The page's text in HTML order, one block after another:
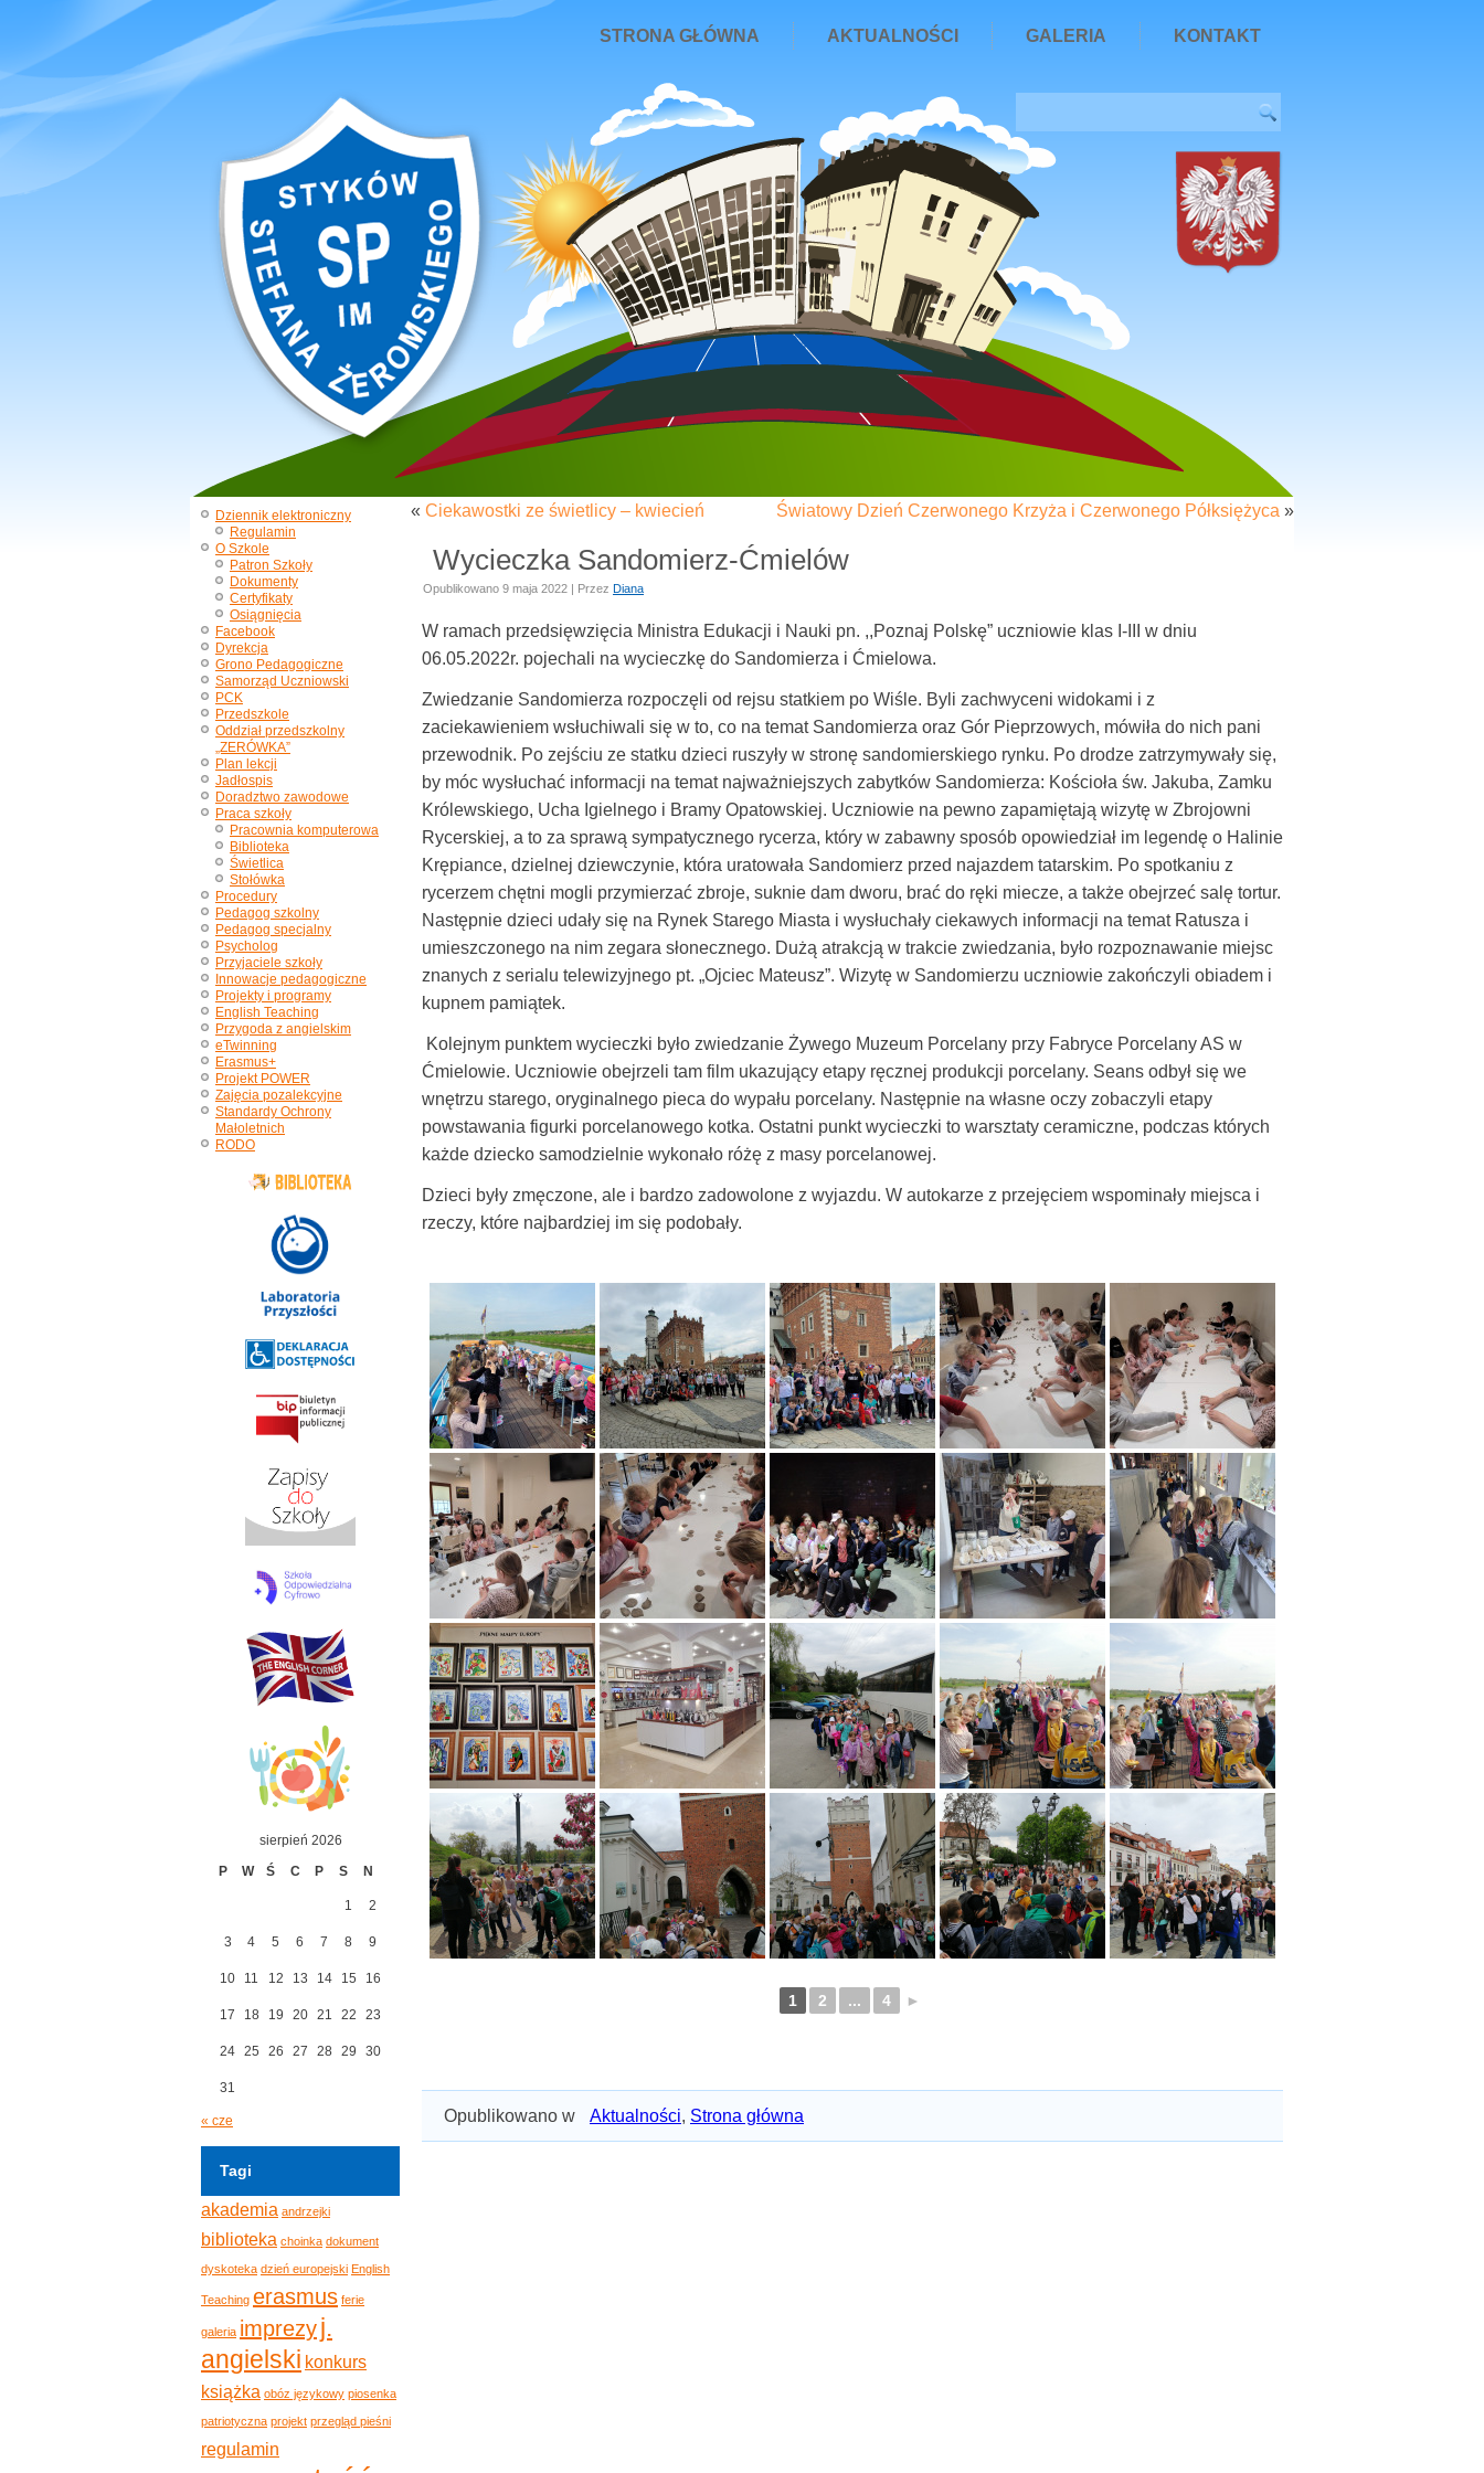
STRONA GŁÓWNA AKTUALNOŚCI GALERIA KONTAKT
Dziennik elektroniczny
Regulamin
O Szkole
Patron Szkoły
Dokumenty
Certyfikaty
Osiągnięcia
Facebook
Dyrekcja
Grono Pedagogiczne
Samorząd Uczniowski
PCK
Przedszkole
Oddział przedszkolny
„ZERÓWKA”
Plan lekcji
Jadłospis
Doradztwo zawodowe
Praca szkoły
Pracownia komputerowa
Biblioteka
Świetlica
Stołówka
Procedury
Pedagog szkolny
Pedagog specjalny
Psycholog
Przyjaciele szkoły
Innowacje pedagogiczne
Projekty i programy
English Teaching
Przygoda z angielskim
eTwinning
Erasmus+
Projekt POWER
Zajęcia pozalekcyjne
Standardy Ochrony
Małoletnich
RODO
sierpień 2026
P
W Ś C P S N
1 2
3 4 5 6 7 8 9
10 11 12 13 14 15 16
17 18 19 20 21 22 23
24 25 26 27 28 29 30
31
« cze
Tagi
akademia andrzejki
biblioteka choinka dokument
dyskoteka dzień europejski English
Teaching erasmus ferie
galeria imprezyj.
angielski konkurs
książka obóz językowy piosenka
patriotyczna projekt przegląd pieśni
regulamin
« Ciekawostki ze świetlicy – kwiecień Światowy Dzień Czerwonego Krzyża i Czerwonego Półksiężyca »
Wycieczka Sandomierz-Ćmielów
Opublikowano 9 maja 2022 | Przez Diana
W ramach przedsięwzięcia Ministra Edukacji i Nauki pn. ,,Poznaj Polskę” uczniowie klas I-III w dniu
06.05.2022r. pojechali na wycieczkę do Sandomierza i Ćmielowa.
Zwiedzanie Sandomierza rozpoczęli od rejsu statkiem po Wiśle. Byli zachwyceni widokami i z
zaciekawieniem wsłuchiwali się w to, co na temat Sandomierza oraz Gór Pieprzowych, mówiła do nich pani
przewodnik. Po zejściu ze statku dzieci ruszyły w stronę sandomierskiego rynku. Po drodze zatrzymywały się,
by móc wysłuchać informacji na temat najważniejszych zabytków Sandomierza: Kościoła św. Jakuba, Zamku
Królewskiego, Ucha Igielnego i Bramy Opatowskiej. Uczniowie na pewno zapamiętają wizytę w Zbrojowni
Rycerskiej, a to za sprawą sympatycznego rycerza, który w zabawny sposób opowiedział im legendę o Halinie
Krępiance, dzielnej dziewczynie, która uratowała Sandomierz przed najazdem tatarskim. Po spotkaniu z
rycerzem chętni mogli przymierzać zbroje, suknie dam dworu, brać do ręki miecze, a także obejrzeć salę tortur.
Następnie dzieci udały się na Rynek Starego Miasta i wysłuchały ciekawych informacji na temat Ratusza i
umieszczonego na nim zegara słonecznego. Dużą atrakcją w trakcie zwiedzania, było rozpoznawanie miejsc
znanych z serialu telewizyjnego pt. „Ojciec Mateusz”. Wizytę w Sandomierzu uczniowie zakończyli obiadem i
kupnem pamiątek.
Kolejnym punktem wycieczki było zwiedzanie Żywego Muzeum Porcelany przy Fabryce Porcelany AS w
Ćmielowie. Uczniowie obejrzeli tam film ukazujący etapy ręcznej produkcji porcelany. Seans odbył się we
wnętrzu starego, oryginalnego pieca do wypału porcelany. Następnie na własne oczy zobaczyli etapy
powstawania figurki porcelanowego kotka. Ostatni punkt wycieczki to warsztaty ceramiczne, podczas których
każde dziecko samodzielnie wykonało różę z masy porcelanowej.
Dzieci były zmęczone, ale i bardzo zadowolone z wyjazdu. W autokarze z przejęciem wspominały miejsca i
rzeczy, które najbardziej im się podobały.
1 2 ... 4 ►
Opublikowano w Aktualności, Strona główna